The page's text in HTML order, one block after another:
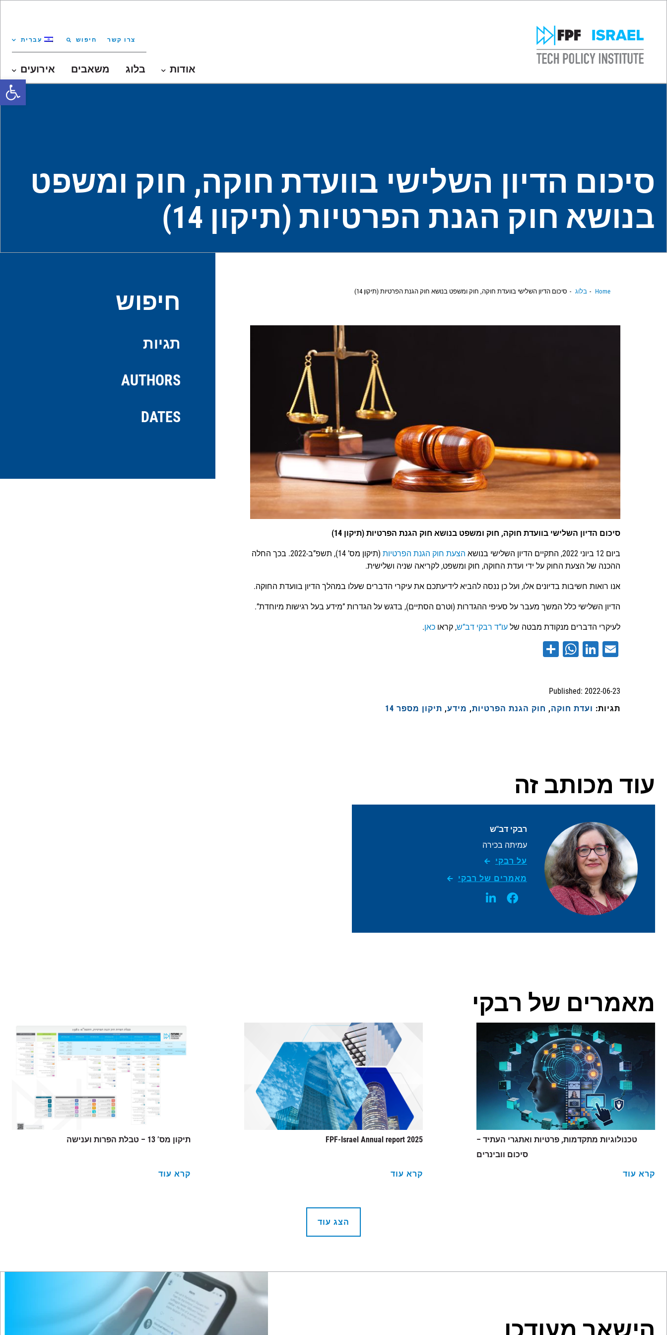
צרו קשר חיפוש עִברִית
אודות בלוג משאבים אירועים
סיכום הדיון השלישי בוועדת חוקה, חוק ומשפט
בנושא חוק הגנת הפרטיות (תיקון 14)
Home בלוג סיכום הדיון השלישי בוועדת חוקה, חוק ומשפט בנושא חוק הגנת הפרטיות (תיקון 14)
סיכום הדיון השלישי בוועדת חוקה, חוק ומשפט בנושא חוק הגנת הפרטיות (תיקון 14)
ביום 12 ביוני 2022, התקיים הדיון השלישי בנושא הצעת חוק הגנת הפרטיות
(תיקון מס’ 14), תשפ”ב-2022. בכך החלה
ההכנה של הצעת החוק על ידי ועדת החוקה, חוק ומשפט, לקריאה שניה ושלישית.
אנו רואות חשיבות בדיונים אלו, ועל כן ננסה להביא לידיעתכם את עיקרי הדברים שעלו במהלך הדיון בוועדת החוקה.
הדיון השלישי כלל המשך מעבר על סעיפי ההגדרות (וטרם הסתיים), בדגש על הגדרות ”מידע בעל רגישות מיוחדת”.
לעיקרי הדברים מנקודת מבטה של עו”ד רבקי דב”ש, קראו כאן.
Email
LinkedIn
WhatsApp
Published: 2022-06-23
תגיות: ועדת חוקה, חוק הגנת הפרטיות, מידע, תיקון מספר 14
חיפוש
תגיות
AUTHORS
DATES
עוד מכותב זה
רבקי דב"ש
עמיתה בכירה
על רבקי
מאמרים של רבקי
מאמרים של רבקי
טכנולוגיות מתקדמות, פרטיות ואתגרי העתיד –
סיכום וובינרים
קרא עוד
2025 FPF-Israel Annual report
קרא עוד
תיקון מס’ 13 – טבלת הפרות וענישה
קרא עוד
הצג עוד